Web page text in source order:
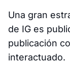
Una gran
de IG es
publicación
interactuado.